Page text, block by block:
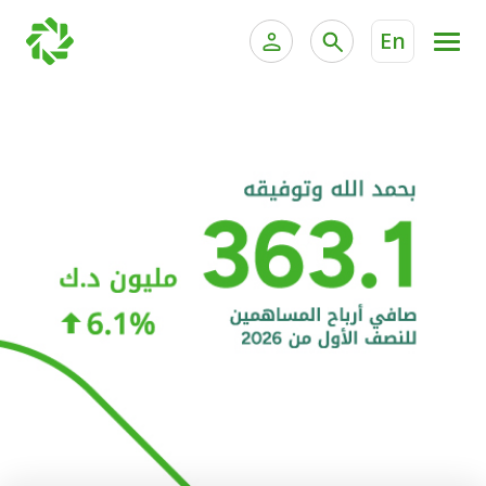
En
الخدمات المصرفية الإلكترونية للشركات
خدمة "بيتك" للتداول الإلكتروني
الحسابات المصرفية
البطاقات
"برامج العملاء"